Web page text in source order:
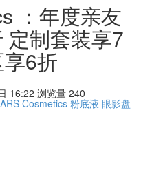
：年度亲友
定制套装享7
6折
16:22 浏览量 240
Cosmetics 粉底液 眼影盘